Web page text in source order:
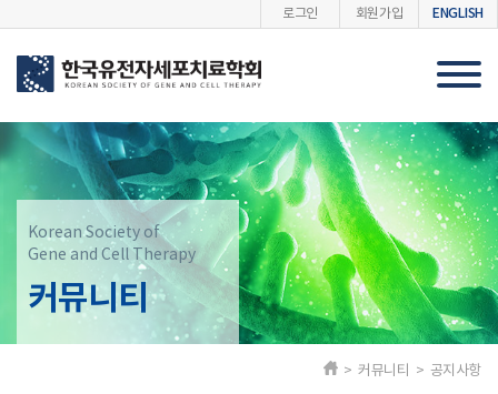
로그인 회원가입 ENGLISH
Korean Society of
Gene and Cell Therapy
커뮤니티
> 커뮤니티 > 공지사항